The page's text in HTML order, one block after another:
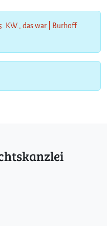
KW., das war | Burhoff